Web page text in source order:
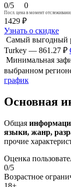
0/5 0
Посл. цена в момент
1429 ₽
Узнать о скидке
Самый выгодный
Turkey — 861.27 ₽
Минимальная
выбранном
график
Основная
Общая
языки, жанр,
прочие
Оценка
0/5
Возрастное